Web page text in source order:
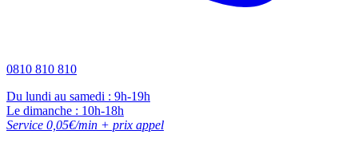
0810 810 810
Du lundi au samedi : 9h-19h
Le dimanche : 10h-18h
Service 0,05€/min + prix appel